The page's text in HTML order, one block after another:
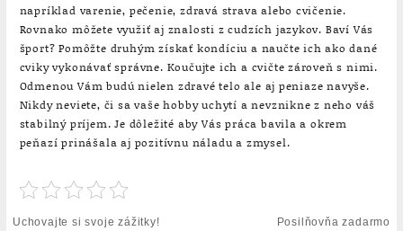
napríklad varenie, pečenie, zdravá strava alebo cvičenie.
Rovnako môžete využiť aj znalosti z cudzích jazykov. Baví Vás
šport? Pomôžte druhým získať kondíciu a naučte ich ako dané
cviky vykonávať správne. Koučujte ich a cvičte zároveň s nimi.
Odmenou Vám budú nielen zdravé telo ale aj peniaze navyše.
Nikdy neviete, či sa vaše hobby uchytí a nevznikne z neho váš
stabilný príjem. Je dôležité aby Vás práca bavila a okrem
peňazí prinášala aj pozitívnu náladu a zmysel.
Navigace
Uchovajte si svoje zážitky! Posilňovňa zadarmo